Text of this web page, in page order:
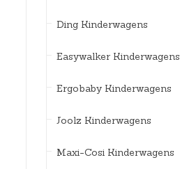
Ding Kinderwagens
Easywalker Kinderwagens
Ergobaby Kinderwagens
Joolz Kinderwagens
Maxi-Cosi Kinderwagens